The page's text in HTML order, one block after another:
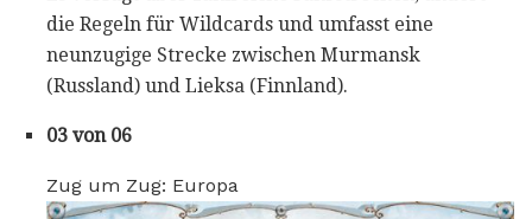
die Regeln für Wildcards und umfasst eine
neunzugige Strecke zwischen Murmansk
(Russland) und Lieksa (Finnland).
03 von 06
Zug um Zug: Europa